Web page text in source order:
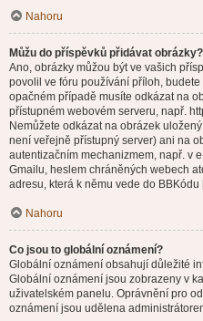
Nahoru
Můžu do příspěvků přidávat obrázky?
Ano, obrázky můžou být ve vašich
povolil ve fóru používání příloh,
opačném případě musíte odkázat na
přístupném webovém serveru, např.
Nemůžete odkázat na obrázek
není veřejně přístupný server) ani na
autentizačním mechanizmem, např. v
Gmailu, heslem chráněných webech
adresu, která k němu vede do BBKódu
Nahoru
Co jsou to globální oznámení?
Globální oznámení obsahují důležité
Globální oznámení jsou zobrazeny v
uživatelském panelu. Oprávnění pro
oznámení jsou udělena